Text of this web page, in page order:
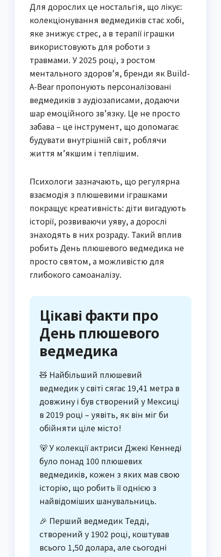
Для дорослих це ностальгія, що лікує:
колекціонування ведмедиків стає хобі,
яке знижує стрес, а в терапії іграшки
використовують для роботи з
травмами. У 2025 році, з ростом
ментального здоров’я, бренди як Build-
A-Bear пропонують персоналізовані
ведмедиків з аудіозаписами, додаючи
шар емоційного зв’язку. Це не просто
забава – це інструмент, що допомагає
будувати внутрішній світ, роблячи
життя м’якшим і теплішим.
Психологи зазначають, що регулярна
взаємодія з плюшевими іграшками
покращує креативність: діти вигадують
історії, розвиваючи уяву, а дорослі
знаходять в них розраду. Такий вплив
робить День плюшевого ведмедика не
просто святом, а можливістю для
глибокого самоаналізу.
Цікаві факти про
День плюшевого
ведмедика
🧸 Найбільший плюшевий
ведмедик у світі сягає 19,41 метра в
довжину і був створений у Мексиці
в 2019 році – уявіть, як він міг би
обійняти ціле місто!
🐻 У колекції актриси Джекі Кеннеді
було понад 100 плюшевих
ведмедиків, кожен з яких мав свою
історію, що робить її однією з
найвідоміших шанувальниць.
🎉 Перший ведмедик Тедді,
створений у 1902 році, коштував
всього 1,50 долара, але сьогодні